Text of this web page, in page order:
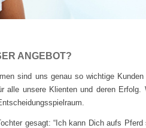
ANGEBOT?
sind uns genau so wichtige
alle unsere Klienten und deren
gesagt: “Ich kann Dich aufs